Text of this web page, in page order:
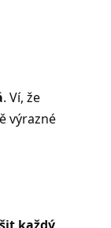
. Ví, že
výrazné